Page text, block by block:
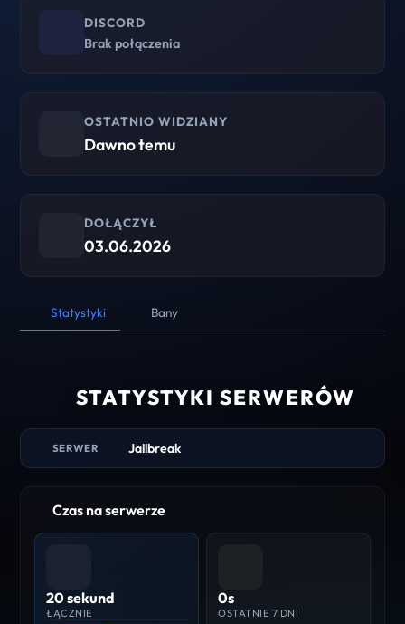
DISCORD
Brak połączenia
OSTATNIO WIDZIANY
Dawno temu
DOŁĄCZYŁ
03.06.2026
Statystyki Bany
STATYSTYKI SERWERÓW
SERWER Jailbreak
Czas na serwerze
20 sekund
ŁĄCZNIE
0s
OSTATNIE 7 DNI